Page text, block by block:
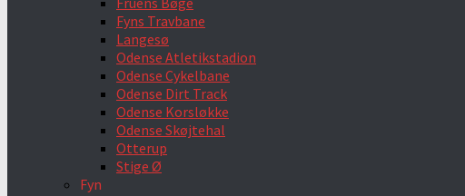
Fyns Travbane
Langesø
Odense Atletikstadion
Odense Cykelbane
Odense Dirt Track
Odense Korsløkke
Odense Skøjtehal
Otterup
Stige Ø
Fyn